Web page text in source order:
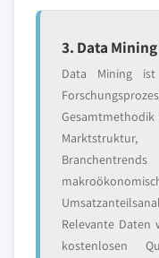
3. Data
Data Mining
Relevante
kostenlosen